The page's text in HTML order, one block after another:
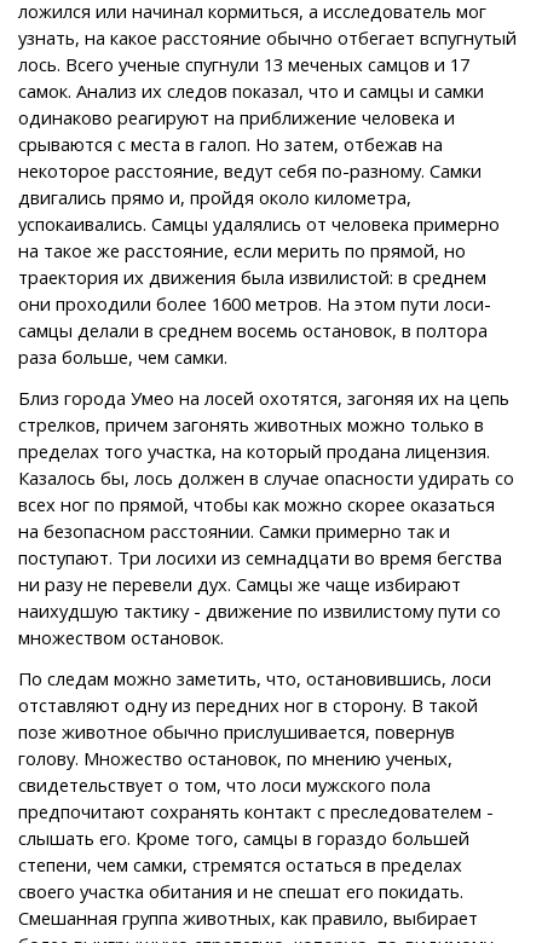
ложился или начинал кормиться, а исследователь мог
узнать, на какое расстояние обычно отбегает вспугнутый
лось. Всего ученые спугнули 13 меченых самцов и 17
самок. Анализ их следов показал, что и самцы и самки
одинаково реагируют на приближение человека и
срываются с места в галоп. Но затем, отбежав на
некоторое расстояние, ведут себя по-разному. Самки
двигались прямо и, пройдя около километра,
успокаивались. Самцы удалялись от человека примерно
на такое же расстояние, если мерить по прямой, но
траектория их движения была извилистой: в среднем
они проходили более 1600 метров. На этом пути лоси-
самцы делали в среднем восемь остановок, в полтора
раза больше, чем самки.
Близ города Умео на лосей охотятся, загоняя их на цепь
стрелков, причем загонять животных можно только в
пределах того участка, на который продана лицензия.
Казалось бы, лось должен в случае опасности удирать со
всех ног по прямой, чтобы как можно скорее оказаться
на безопасном расстоянии. Самки примерно так и
поступают. Три лосихи из семнадцати во время бегства
ни разу не перевели дух. Самцы же чаще избирают
наихудшую тактику - движение по извилистому пути со
множеством остановок.
По следам можно заметить, что, остановившись, лоси
отставляют одну из передних ног в сторону. В такой
позе животное обычно прислушивается, повернув
голову. Множество остановок, по мнению ученых,
свидетельствует о том, что лоси мужского пола
предпочитают сохранять контакт с преследователем -
слышать его. Кроме того, самцы в гораздо большей
степени, чем самки, стремятся остаться в пределах
своего участка обитания и не спешат его покидать.
Смешанная группа животных, как правило, выбирает